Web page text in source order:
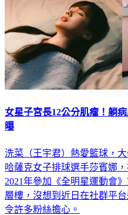
女星子宮長12公分肌瘤！躺
曝
洗菜（王宇君）熱愛籃球，
哈薩克女子排球選手莎賓娜
2021年參加《全明星運動會
層樓，沒想到近日在社群平
令許多粉絲擔心。